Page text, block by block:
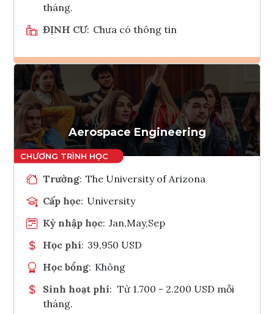
tháng.
ĐỊNH CƯ: Chưa có thông tin
Ghi danh
Tham vấn Interlink
Aerospace Engineering
Trường: The University of Arizona
Cấp học: University
Kỳ nhập học: Jan,May,Sep
Học phí: 39,950 USD
Học bổng: Không
Sinh hoạt phí: Từ 1.700 - 2.200 USD mỗi
tháng.